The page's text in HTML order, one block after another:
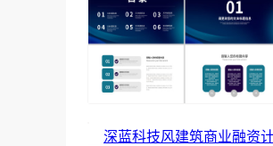
深蓝科技风建筑商业融资